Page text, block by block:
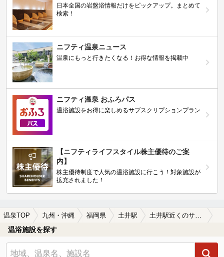
日本全国の岩盤浴情報だけをピックアップ。まとめて
検索！
ニフティ温泉ニュース
温泉にもっと行きたくなる！お得な情報を掲載中
ニフティ温泉 おふろパス
温浴施設をお得に楽しめるサブスクリプションプラン
【ニフティライフスタイル株主優待のご案
内】
株主優待制度で人気の温浴施設に行こう！対象施設が
拡充されました！
温泉TOP 九州・沖縄 福岡県 土井駅
温浴施設を探す